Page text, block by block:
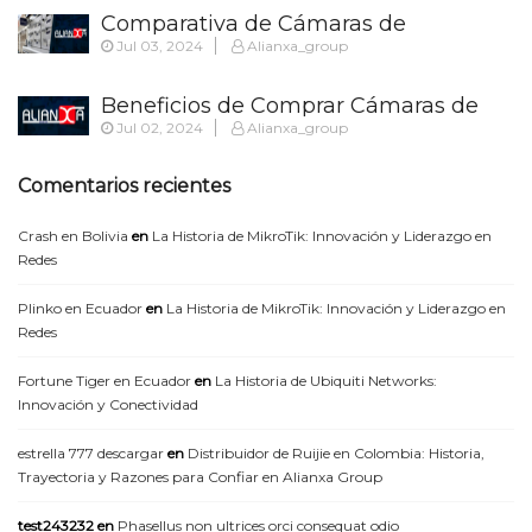
Comparativa de Cámaras de
Seguridad: Distribuidores Autorizados
Jul 03, 2024 Alianxa_group
Beneficios de Comprar Cámaras de
Seguridad a Distribuidores
Autorizados
Jul 02, 2024 Alianxa_group
Comentarios recientes
Crash en Bolivia en La Historia de MikroTik: Innovación y Liderazgo en
Redes
Plinko en Ecuador en La Historia de MikroTik: Innovación y Liderazgo en
Redes
Fortune Tiger en Ecuador en La Historia de Ubiquiti Networks:
Innovación y Conectividad
estrella 777 descargar en Distribuidor de Ruijie en Colombia: Historia,
Trayectoria y Razones para Confiar en Alianxa Group
test243232 en Phasellus non ultrices orci consequat odio